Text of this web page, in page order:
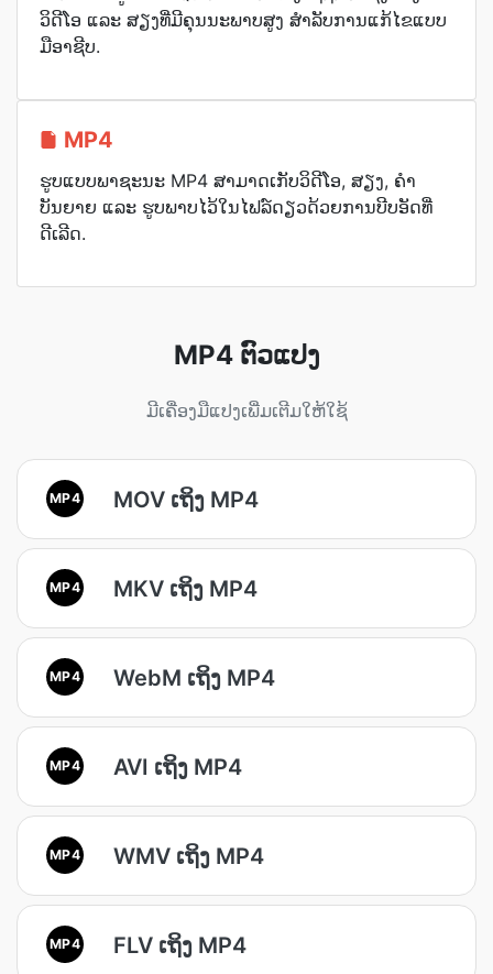
ວິດີໂອ ແລະ ສຽງທີ່ມີຄຸນນະພາບສູງ ສຳລັບການແກ້ໄຂແບບ
ມືອາຊີບ.
MP4
ຮູບແບບພາຊະນະ MP4 ສາມາດເກັບວິດີໂອ, ສຽງ, ຄຳ
ບັນຍາຍ ແລະ ຮູບພາບໄວ້ໃນໄຟລ໌ດຽວດ້ວຍການບີບອັດທີ່
ດີເລີດ.
MP4 ຕົວແປງ
ມີເຄື່ອງມືແປງເພີ່ມເຕີມໃຫ້ໃຊ້
MP4 MOV ເຖິງ MP4
MP4 MKV ເຖິງ MP4
MP4 WebM ເຖິງ MP4
MP4 AVI ເຖິງ MP4
MP4 WMV ເຖິງ MP4
MP4 FLV ເຖິງ MP4